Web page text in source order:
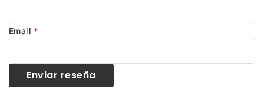
Email *
Enviar reseña